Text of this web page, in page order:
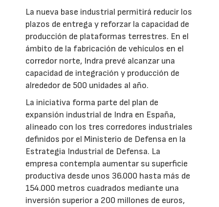
La nueva base industrial permitirá reducir los
plazos de entrega y reforzar la capacidad de
producción de plataformas terrestres. En el
ámbito de la fabricación de vehículos en el
corredor norte, Indra prevé alcanzar una
capacidad de integración y producción de
alrededor de 500 unidades al año.
La iniciativa forma parte del plan de
expansión industrial de Indra en España,
alineado con los tres corredores industriales
definidos por el Ministerio de Defensa en la
Estrategia Industrial de Defensa. La
empresa contempla aumentar su superficie
productiva desde unos 36.000 hasta más de
154.000 metros cuadrados mediante una
inversión superior a 200 millones de euros,